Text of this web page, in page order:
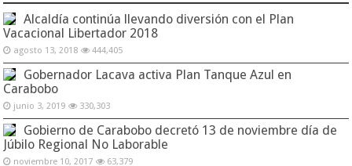
Alcaldía continúa llevando diversión con el Plan
Vacacional Libertador 2018
agosto 13, 2018 444,405
Gobernador Lacava activa Plan Tanque Azul en
Carabobo
junio 3, 2019 330,303
Gobierno de Carabobo decretó 13 de noviembre día de
Júbilo Regional No Laborable
noviembre 10, 2017 63,379